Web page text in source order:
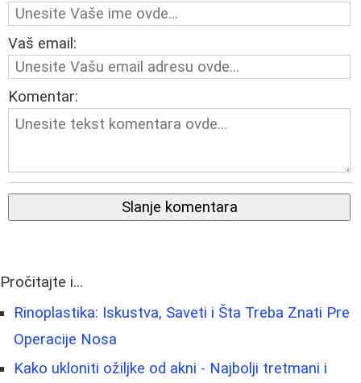
Vaš email:
Komentar:
Slanje komentara
Pročitajte i...
Rinoplastika: Iskustva, Saveti i Šta Treba Znati Pre
Operacije Nosa
Kako ukloniti ožiljke od akni - Najbolji tretmani i